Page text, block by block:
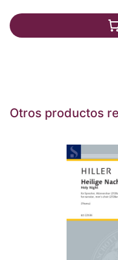
Otros productos